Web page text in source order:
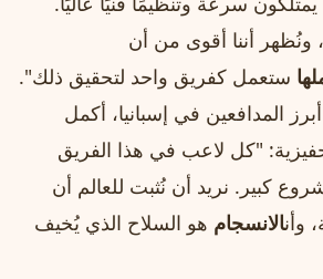
ونُظهر أننا أقوى من أن
ستعمل كفريق واحد لتحقيق ذلك".
المدافعين في إسبانيا، أكمل
"كل لاعب في هذا الفريق
كبير. نريد أن نُثبت للعالم أن
وأنالانسجام هو السلاح الذي يُخيف